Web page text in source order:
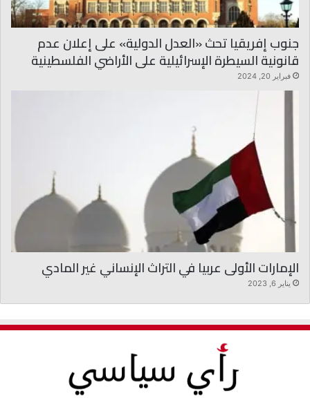
جنوب إفريقيا تحث «العدل الدولية» على إعلان عدم
قانونية السيطرة الإسرائيلية على الأراضي الفلسطينية
فبراير 20, 2024
الإمارات الأولى عربيا في التراث الإنساني غير المادي
يناير 6, 2023